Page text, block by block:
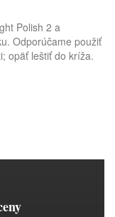
Polish 2 a
Odporúčame použiť
opäť leštiť do kríža.